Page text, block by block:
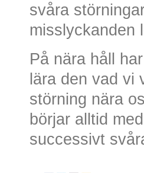
svåra
misslyckanden
På nära håll
lära den vad vi
störning nära
börjar alltid
successivt